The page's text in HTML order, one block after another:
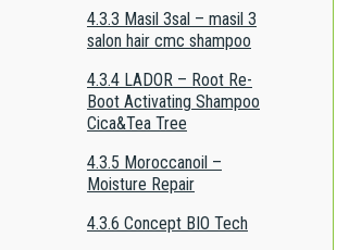
4.3.3
salon hair cmc shampoo
4.3.4
Boot Activating Shampoo
Cica&Tea Tree
4.3.5
Moisture Repair
4.3.6 Concept BIO Tech